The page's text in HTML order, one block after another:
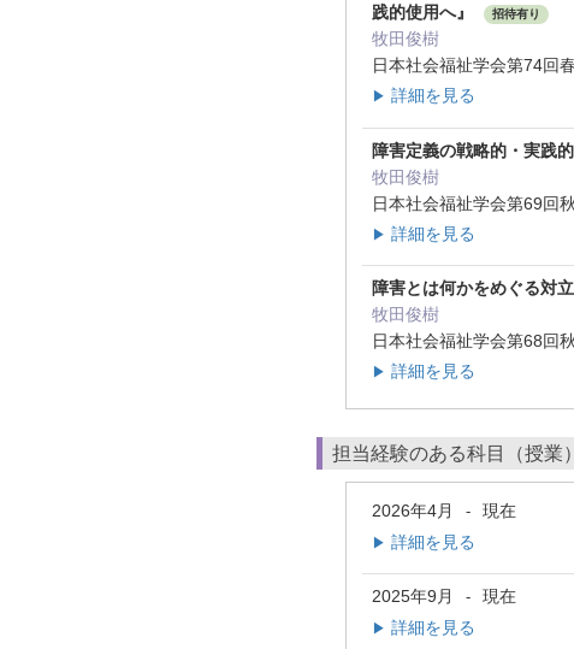
践的使用へ』
招待有り
牧田俊樹
日本社会福祉学会第74回
▶ 詳細を見る
障害定義の戦略的・実践
牧田俊樹
日本社会福祉学会第69回
▶ 詳細を見る
障害とは何かをめぐる対
牧田俊樹
日本社会福祉学会第68回
▶ 詳細を見る
担当経験のある科目（授業）
2026年4月 - 現在
▶ 詳細を見る
2025年9月 - 現在
▶ 詳細を見る